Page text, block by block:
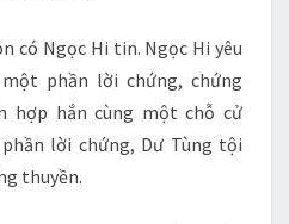
có Ngọc Hi tin. Ngọc Hi yêu
phần lời chứng, chứng
hợp hắn cùng một chỗ cử
lời chứng, Dư Tùng tội
thuyền.